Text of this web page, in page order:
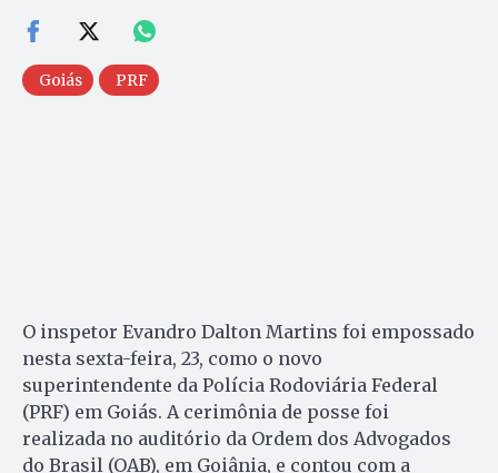
Goiás PRF
O inspetor Evandro Dalton Martins foi empossado
nesta sexta-feira, 23, como o novo
superintendente da Polícia Rodoviária Federal
(PRF) em Goiás. A cerimônia de posse foi
realizada no auditório da Ordem dos Advogados
do Brasil (OAB), em Goiânia, e contou com a